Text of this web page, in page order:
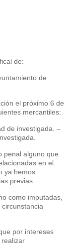
de:
de
el próximo 6 de
mercantiles:
de investigada. –
penal alguno que
en el
ya hemos
previas.
como imputadas,
por intereses